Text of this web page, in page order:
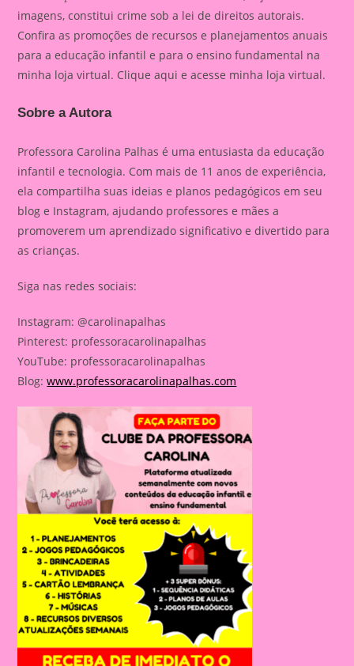
imagens, constitui crime sob a lei de direitos autorais.
Confira as promoções de recursos e planejamentos anuais
para a educação infantil e para o ensino fundamental na
minha loja virtual. Clique aqui e acesse minha loja virtual.
Sobre a Autora
Professora Carolina Palhas é uma entusiasta da educação
infantil e tecnologia. Com mais de 11 anos de experiência,
ela compartilha suas ideias e planos pedagógicos em seu
blog e Instagram, ajudando professores e mães a
promoverem um aprendizado significativo e divertido para
as crianças.
Siga nas redes sociais:
Instagram: @carolinapalhas
Pinterest: professoracarolinapalhas
YouTube: professoracarolinapalhas
Blog:www.professoracarolinapalhas.com